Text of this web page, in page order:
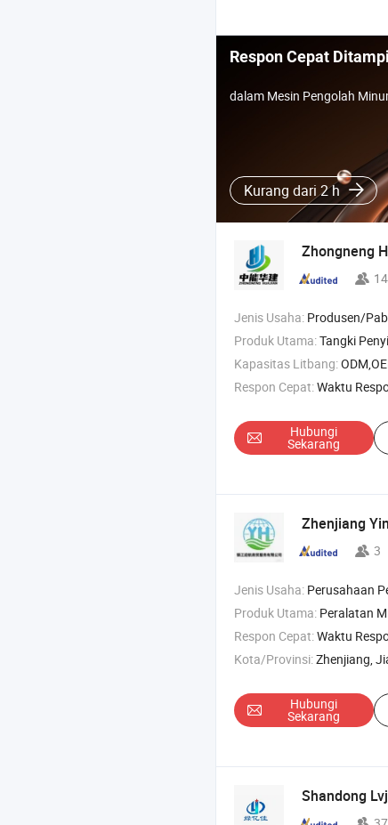
Respon Cepat
dalam Mesin Pengolah
Kurang dari 2 h
Zhongneng
14
Jenis Usaha: Produsen/Pabrik &
Produk Utama:Tangki Penyimpanan , Tangki Penyimpanan Minyak , Tangki
Kapasitas Litbang:
Respon Cepat:Waktu
Hubungi
Sekarang
Zhenjiang
3
Jenis Usaha: Perusahaan
Produk Utama: Peralatan Minyak
Respon Cepat:Waktu
Kota/Provinsi:Zhenjiang,
Hubungi
Sekarang
Shandong